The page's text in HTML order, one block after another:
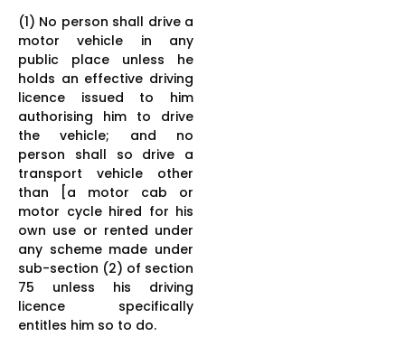
(1) No person shall drive a
motor vehicle in any
public place unless he
holds an effective driving
licence issued to him
authorising him to drive
the vehicle; and no
person shall so drive a
transport vehicle other
than [a motor cab or
motor cycle hired for his
own use or rented under
any scheme made under
sub-section (2) of section
75 unless his driving
licence specifically
entitles him so to do.